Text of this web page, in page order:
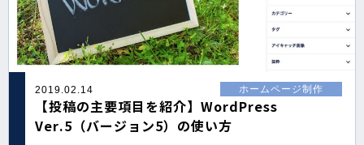
2019.02.14 ホームページ制作
【投稿の主要項目を紹介】WordPress
Ver.5（バージョン5）の使い方